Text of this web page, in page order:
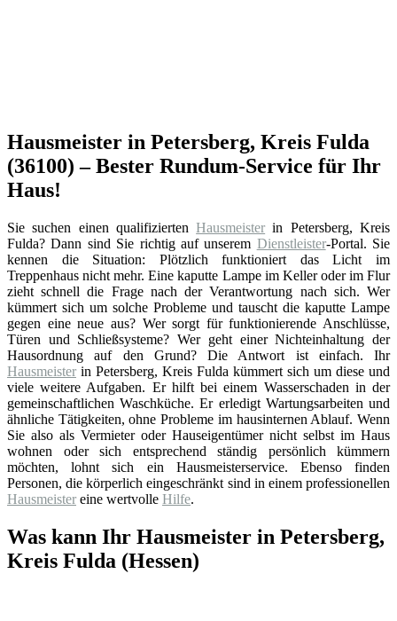
Hausmeister in Petersberg, Kreis Fulda
(36100) – Bester Rundum-Service für Ihr
Haus!
Sie suchen einen qualifiziertenHausmeister in Petersberg, Kreis
Fulda? Dann sind Sie richtig auf unserem Dienstleister-Portal. Sie
kennen die Situation: Plötzlich funktioniert das Licht im
Treppenhaus nicht mehr. Eine kaputte Lampe im Keller oder im Flur
zieht schnell die Frage nach der Verantwortung nach sich. Wer
kümmert sich um solche Probleme und tauscht die kaputte Lampe
gegen eine neue aus? Wer sorgt für funktionierende Anschlüsse,
Türen und Schließsysteme? Wer geht einer Nichteinhaltung der
Hausordnung auf den Grund? Die Antwort ist einfach. Ihr
Hausmeister in Petersberg, Kreis Fulda kümmert sich um diese und
viele weitere Aufgaben. Er hilft bei einem Wasserschaden in der
gemeinschaftlichen Waschküche. Er erledigt Wartungsarbeiten und
ähnliche Tätigkeiten, ohne Probleme im hausinternen Ablauf. Wenn
Sie also als Vermieter oder Hauseigentümer nicht selbst im Haus
wohnen oder sich entsprechend ständig persönlich kümmern
möchten, lohnt sich ein Hausmeisterservice. Ebenso finden
Personen, die körperlich eingeschränkt sind in einem professionellen
Hausmeister eine wertvolle Hilfe.
Was kann Ihr Hausmeister in Petersberg,
Kreis Fulda (Hessen)